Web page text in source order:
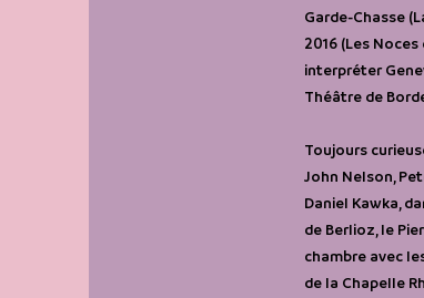
Garde-Chasse
2016 (Les
interpréter
Théâtre de
Toujours
John Nelson,
Daniel Kawka,
de Berlioz, le
chambre avec
de la Chapelle